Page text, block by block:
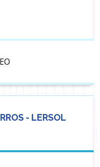
- LERSOL